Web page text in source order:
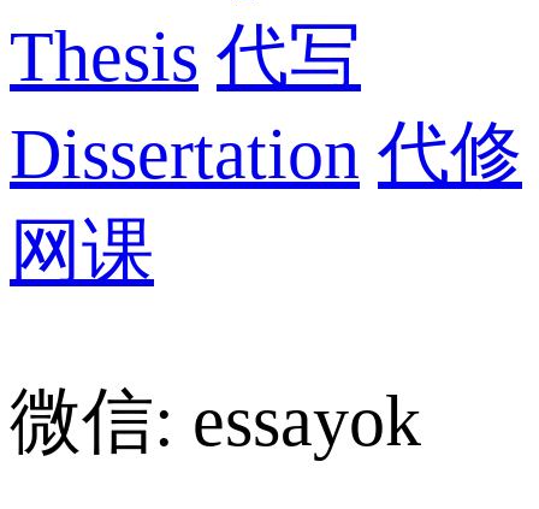
Thesis 代写
Dissertation 代修
网课
微信: essayok